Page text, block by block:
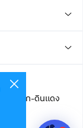
นนอโศก-ดินแดง